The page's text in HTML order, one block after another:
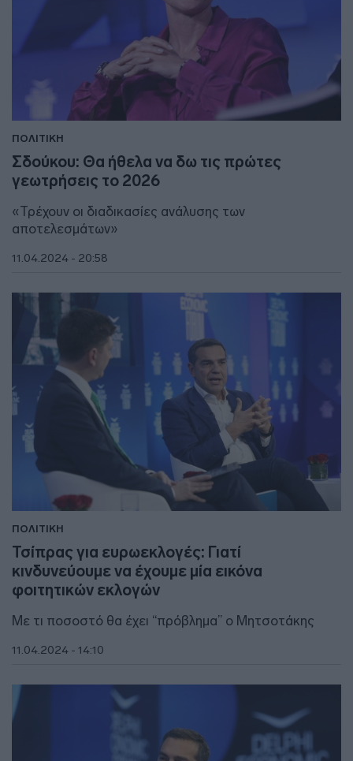
ΠΟΛΙΤΙΚΗ
Σδούκου: Θα ήθελα να δω τις πρώτες
γεωτρήσεις το 2026
«Τρέχουν οι διαδικασίες ανάλυσης των
αποτελεσμάτων»
11.04.2024 - 20:58
ΠΟΛΙΤΙΚΗ
Τσίπρας για ευρωεκλογές: Γιατί
κινδυνεύουμε να έχουμε μία εικόνα
φοιτητικών εκλογών
Με τι ποσοστό θα έχει “πρόβλημα” ο Μητσοτάκης
11.04.2024 - 14:10